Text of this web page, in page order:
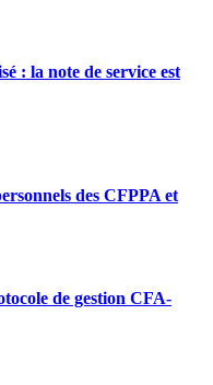
: la note de service est
des CFPPA et
de gestion CFA-